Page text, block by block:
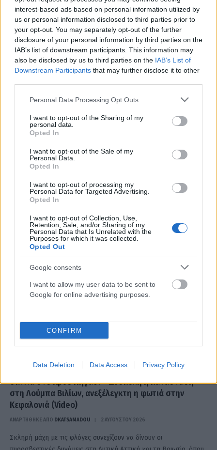
interest-based ads based on personal information utilized by
us or personal information disclosed to third parties prior to
your opt-out. You may separately opt-out of the further
disclosure of your personal information by third parties on the
IAB’s list of downstream participants. This information may
also be disclosed by us to third parties on the IAB’s List of
Downstream Participants that may further disclose it to other
Please note that this website/app uses one or more Google
not limited to your visit or usage behaviour. You may click to
grant or deny consent to Google and its third-party tags to
use your data for below specified purposes in below Google
consent section.
Personal Data Processing Opt Outs
I want to opt-out of the Sharing of my
personal data.
Opted In
I want to opt-out of the Sale of my
Personal Data.
Opted In
I want to opt-out of processing my
Personal Data for Targeted Advertising.
Opted In
I want to opt-out of Collection, Use,
Retention, Sale, and/or Sharing of my
Personal Data that Is Unrelated with the
Purposes for which it was collected.
Opted Out
Google consents
I want to allow my user data to be sent to
Google for online advertising purposes.
CONFIRM
Data Deletion Data Access Privacy Policy
Πυροσβεστική: 33 συλλήψεις για πυρκαγιές μέσα σε
πέντε ημέρες – Εξιχνιάστηκαν τα αίτια μεγάλων
μετώπων (Video)
Συνολικά 33 συλλήψεις για υποθέσεις πυρκαγιών
29 Ιουλίου έως 2 Αυγούστου 2026,…
Μάχη με τις φλόγες στη Δυτική Αττική: Κάηκαν
σπίτια στο Κρύο Πηγάδι – Δύσκολη η κατάσταση
στη Λούμπα Βιλίων, ανεξέλεγκτη η φωτιά στην
Κεφαλονιά (Video)
ΑΝΑΡΤΗΘΗΚΕ ΑΠΟ DKATSAMADOU 2 ΑΥΓΟΎΣΤΟΥ 2026
Σκληρή μάχη με τις φλόγες συνεχίζουν να δίνουν οι